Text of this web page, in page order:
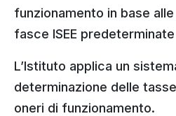
funzionamento in base
fasce ISEE
L’Istituto applica un
determinazione delle
oneri di funzionamento.